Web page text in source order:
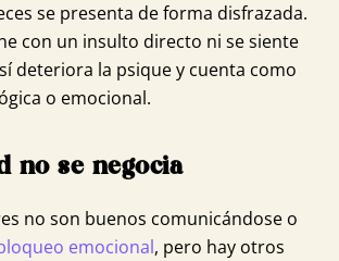
se presenta de forma disfrazada.
con un insulto directo ni se siente
deteriora la psique y cuenta como
o emocional.
no se negocia
no son buenos comunicándose o
emocional, pero hay otros